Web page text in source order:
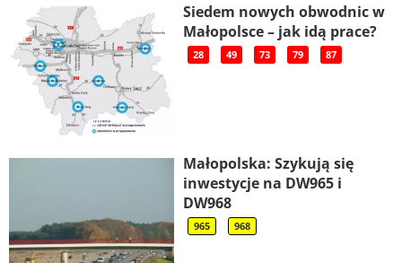
Siedem nowych obwodnic w
Małopolsce – jak idą prace?
28 49 73 79 87
Małopolska: Szykują się
inwestycje na DW965 i
DW968
965 968